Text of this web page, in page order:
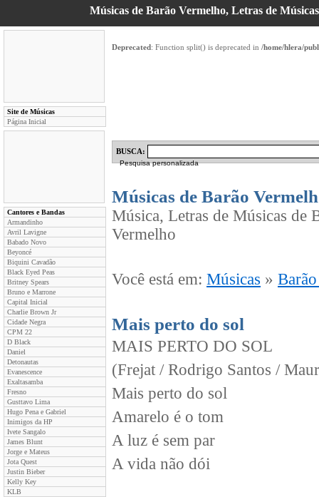
Músicas de Barão Vermelho, Letras de
Site de Músicas
Página Inicial
Cantores e Bandas
Armandinho
Avril Lavigne
Babado Novo
Beyoncé
Biquini Cavadão
Black Eyed Peas
Britney Spears
Bruno e Marrone
Capital Inicial
Charlie Brown Jr
Cidade Negra
CPM 22
D Black
Daniel
Detonautas
Evanescence
Exaltasamba
Fresno
Gusttavo Lima
Hugo Pena e Gabriel
Inimigos da HP
Ivete Sangalo
James Blunt
Jorge e Mateus
Jota Quest
Justin Bieber
Kelly Key
KLB
Deprecated: Function split() is deprecated in /home/hlera/
BUSCA:
Pesquisa personalizada
Músicas de Barão
Música, Letras de Músicas de
Vermelho
Você está em: Músicas »
Mais perto do sol
MAIS PERTO DO SOL
(Frejat / Rodrigo Santos /
Mais perto do sol
Amarelo é o tom
A luz é sem par
A vida não dói